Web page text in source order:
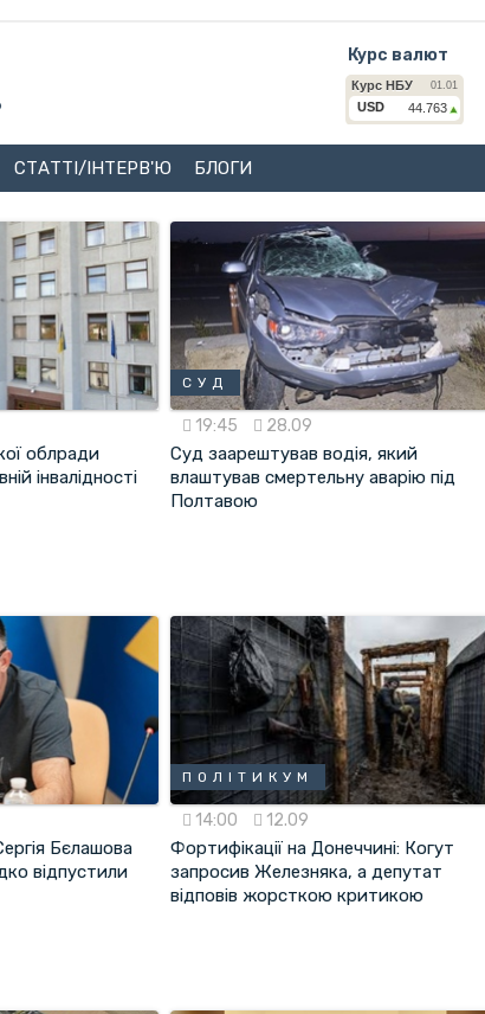
Курс валют
СТАТТІ/ІНТЕРВ'Ю БЛОГИ
облради
інвалідності
СУД
19:45 28.09
Суд заарештував водія, який
влаштував смертельну аварію під
Полтавою
Бєлашова
відпустили
ПОЛІТИКУМ
14:00 12.09
Фортифікації на Донеччині: Когут
запросив Железняка, а депутат
відповів жорсткою критикою